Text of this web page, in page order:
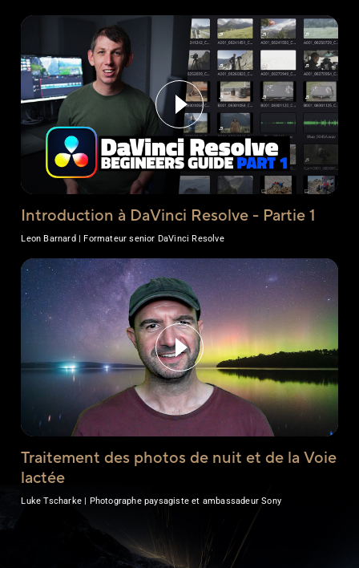
Introduction à DaVinci Resolve - Partie 1
Leon Barnard | Formateur senior DaVinci Resolve
Traitement des photos de nuit et de la Voie
lactée
Luke Tscharke | Photographe paysagiste et ambassadeur Sony